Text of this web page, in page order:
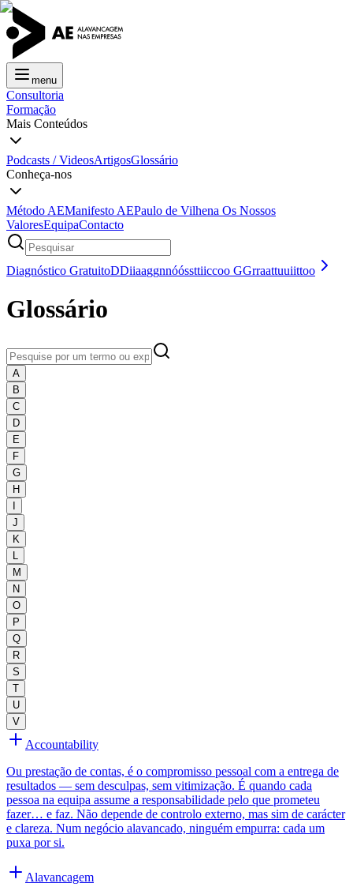
menu
Consultoria
Formação
Mais Conteúdos
Podcasts / VideosArtigosGlossário
Conheça-nos
Método AEManifesto AEPaulo de Vilhena Os Nossos
ValoresEquipaContacto
Diagnóstico GratuitoDDiiaaggnnóóssttiiccoo GGrraattuuiittoo
Glossário
A
B
C
D
E
F
G
H
J
K
M
N
O
P
Q
R
S
T
U
V
Accountability
Ou prestação de contas, é o compromisso pessoal com a entrega de
resultados — sem desculpas, sem vitimização. É quando cada
pessoa na equipa assume a responsabilidade pelo que prometeu
fazer… e faz. Não depende de controlo externo, mas sim de carácter
e clareza. Num negócio alavancado, ninguém empurra: cada um
puxa por si.
Alavancagem